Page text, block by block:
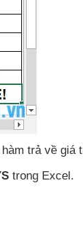
trả về giá
trong Excel.